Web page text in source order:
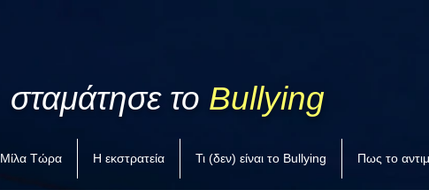
σταμάτησε το Bullying
Μίλα Τώρα Η εκστρατεία Τι (δεν) είναι το Bullying Πως το